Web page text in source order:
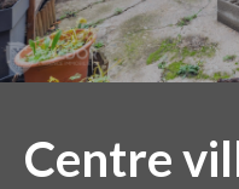
Centre